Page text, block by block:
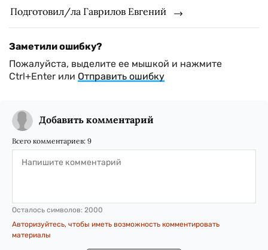
Подготовил/ла Гаврилов Евгений
Заметили ошибку?
Пожалуйста, выделите ее мышкой и нажмите
Ctrl+Enter или Отправить ошибку
Добавить комментарий
Всего комментариев: 9
Осталось символов: 2000
Авторизуйтесь, чтобы иметь возможность комментировать
материалы